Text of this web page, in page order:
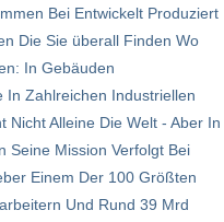
Bei Entwickelt Produziert
Die Sie überall Finden Wo
In Gebäuden
In Zahlreichen Industriellen
Nicht Alleine Die Welt - Aber In
Seine Mission Verfolgt Bei
Einem Der 100 Größten
Und Rund 39 Mrd